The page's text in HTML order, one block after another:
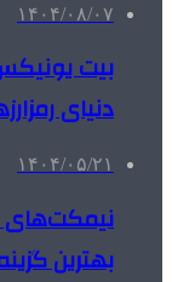
۱۴۰۴/۰۸/۰۷
بیت
دنیای
۱۴۰۴/۰۵/۲۱
نیمکت‌های
بهترین